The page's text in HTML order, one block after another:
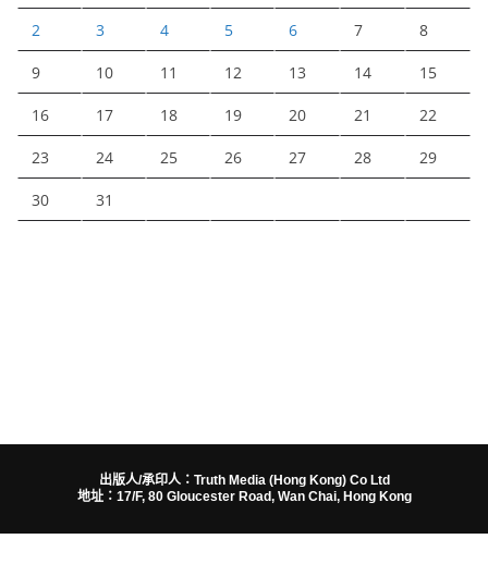
2 3 4 5 6 7 8
9 10 11 12 13 14 15
16 17 18 19 20 21 22
23 24 25 26 27 28 29
30 31
出版人/承印人：Truth Media (Hong Kong) Co Ltd
地址：17/F, 80 Gloucester Road, Wan Chai, Hong Kong